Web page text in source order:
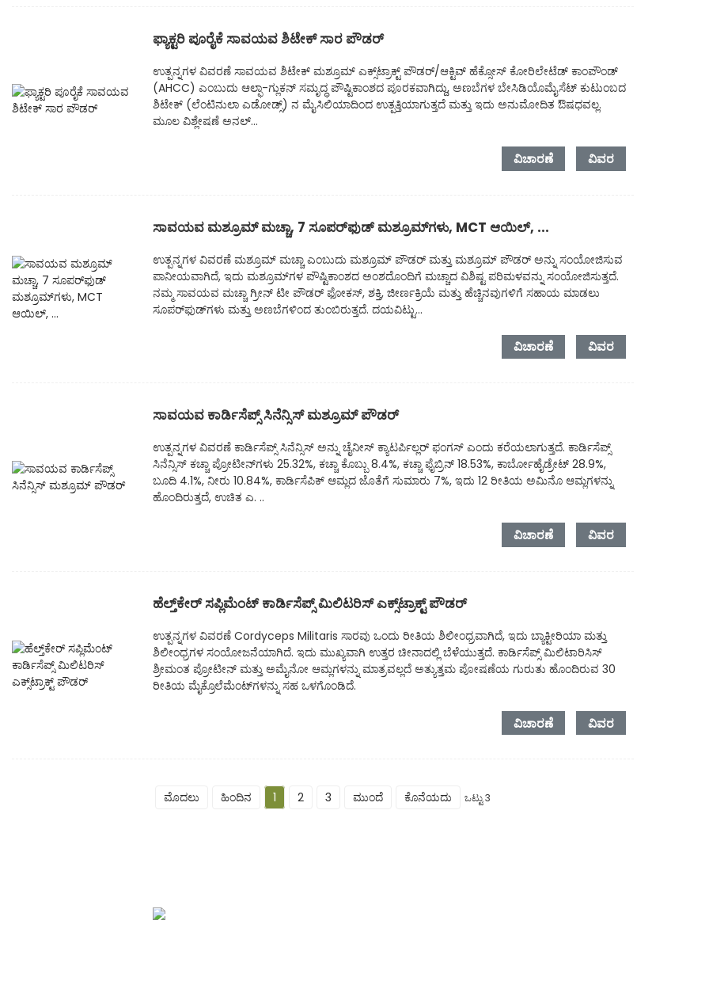
ಫ್ಯಾಕ್ಟರಿ ಪೂರೈಕೆ ಸಾವಯವ ಶಿಟೇಕ್ ಸಾರ ಪೌಡರ್
ಉತ್ಪನ್ನಗಳ ವಿವರಣೆ ಸಾವಯವ ಶಿಟೇಕ್ ಮಶ್ರೂಮ್ ಎಕ್ಸ್‌ಟ್ರಾಕ್ಟ್ ಪೌಡರ್/ಆಕ್ಟಿವ್ ಹೆಕ್ಸೋಸ್ ಕೋರಿಲೇಟೆಡ್ ಕಾಂಪೌಂಡ್
(AHCC) ಎಂಬುದು ಆಲ್ಫಾ-ಗ್ಲುಕನ್ ಸಮೃದ್ಧ ಪೌಷ್ಟಿಕಾಂಶದ ಪೂರಕವಾಗಿದ್ದು, ಅಣಬೆಗಳ ಬೇಸಿಡಿಯೊಮೈಸೆಟ್ ಕುಟುಂಬದ
ಶಿಟೇಕ್ (ಲೆಂಟಿನುಲಾ ಎಡೋಡ್ಸ್) ನ ಮೈಸಿಲಿಯಾದಿಂದ ಉತ್ಪತ್ತಿಯಾಗುತ್ತದೆ ಮತ್ತು ಇದು ಅನುಮೋದಿತ ಔಷಧವಲ್ಲ.
ಮೂಲ ವಿಶ್ಲೇಷಣೆ ಅನಲ್...
ವಿಚಾರಣೆ ವಿವರ
ಸಾವಯವ ಮಶ್ರೂಮ್ ಮಚ್ಚಾ, 7 ಸೂಪರ್‌ಫುಡ್ ಮಶ್ರೂಮ್‌ಗಳು, MCT ಆಯಿಲ್, ...
ಉತ್ಪನ್ನಗಳ ವಿವರಣೆ ಮಶ್ರೂಮ್ ಮಚ್ಚಾ ಎಂಬುದು ಮಶ್ರೂಮ್ ಪೌಡರ್ ಮತ್ತು ಮಶ್ರೂಮ್ ಪೌಡರ್ ಅನ್ನು ಸಂಯೋಜಿಸುವ
ಪಾನೀಯವಾಗಿದೆ, ಇದು ಮಶ್ರೂಮ್‌ಗಳ ಪೌಷ್ಟಿಕಾಂಶದ ಅಂಶದೊಂದಿಗೆ ಮಚ್ಚಾದ ವಿಶಿಷ್ಟ ಪರಿಮಳವನ್ನು ಸಂಯೋಜಿಸುತ್ತದೆ.
ನಮ್ಮ ಸಾವಯವ ಮಚ್ಚಾ ಗ್ರೀನ್ ಟೀ ಪೌಡರ್ ಫೋಕಸ್, ಶಕ್ತಿ, ಜೀರ್ಣಕ್ರಿಯೆ ಮತ್ತು ಹೆಚ್ಚಿನವುಗಳಿಗೆ ಸಹಾಯ ಮಾಡಲು
ಸೂಪರ್‌ಫುಡ್‌ಗಳು ಮತ್ತು ಅಣಬೆಗಳಿಂದ ತುಂಬಿರುತ್ತದೆ. ದಯವಿಟ್ಟು...
ವಿಚಾರಣೆ ವಿವರ
ಸಾವಯವ ಕಾರ್ಡಿಸೆಪ್ಸ್ ಸಿನೆನ್ಸಿಸ್ ಮಶ್ರೂಮ್ ಪೌಡರ್
ಉತ್ಪನ್ನಗಳ ವಿವರಣೆ ಕಾರ್ಡಿಸೆಪ್ಸ್ ಸಿನೆನ್ಸಿಸ್ ಅನ್ನು ಚೈನೀಸ್ ಕ್ಯಾಟರ್ಪಿಲ್ಲರ್ ಫಂಗಸ್ ಎಂದು ಕರೆಯಲಾಗುತ್ತದೆ. ಕಾರ್ಡಿಸೆಪ್ಸ್
ಸಿನೆನ್ಸಿಸ್ ಕಚ್ಚಾ ಪ್ರೋಟೀನ್‌ಗಳು 25.32%, ಕಚ್ಚಾ ಕೊಬ್ಬು 8.4%, ಕಚ್ಚಾ ಫೈಬ್ರಿನ್ 18.53%, ಕಾರ್ಬೋಹೈಡ್ರೇಟ್ 28.9%,
ಬೂದಿ 4.1%, ನೀರು 10.84%, ಕಾರ್ಡಿಸೆಪಿಕ್ ಆಮ್ಲದ ಜೊತೆಗೆ ಸುಮಾರು 7%, ಇದು 12 ರೀತಿಯ ಅಮಿನೊ ಆಮ್ಲಗಳನ್ನು
ಹೊಂದಿರುತ್ತದೆ, ಉಚಿತ ಎ. ..
ವಿಚಾರಣೆ ವಿವರ
ಹೆಲ್ತ್‌ಕೇರ್ ಸಪ್ಲಿಮೆಂಟ್ ಕಾರ್ಡಿಸೆಪ್ಸ್ ಮಿಲಿಟರಿಸ್ ಎಕ್ಸ್‌ಟ್ರಾಕ್ಟ್ ಪೌಡರ್
ಉತ್ಪನ್ನಗಳ ವಿವರಣೆ Cordyceps Militaris ಸಾರವು ಒಂದು ರೀತಿಯ ಶಿಲೀಂಧ್ರವಾಗಿದೆ, ಇದು ಬ್ಯಾಕ್ಟೀರಿಯಾ ಮತ್ತು
ಶಿಲೀಂಧ್ರಗಳ ಸಂಯೋಜನೆಯಾಗಿದೆ. ಇದು ಮುಖ್ಯವಾಗಿ ಉತ್ತರ ಚೀನಾದಲ್ಲಿ ಬೆಳೆಯುತ್ತದೆ. ಕಾರ್ಡಿಸೆಪ್ಸ್ ಮಿಲಿಟಾರಿಸಿಸ್
ಶ್ರೀಮಂತ ಪ್ರೋಟೀನ್ ಮತ್ತು ಅಮೈನೋ ಆಮ್ಲಗಳನ್ನು ಮಾತ್ರವಲ್ಲದೆ ಅತ್ಯುತ್ತಮ ಪೋಷಣೆಯ ಗುರುತು ಹೊಂದಿರುವ 30
ರೀತಿಯ ಮೈಕ್ರೊಲೆಮೆಂಟ್‌ಗಳನ್ನು ಸಹ ಒಳಗೊಂಡಿದೆ.
ವಿಚಾರಣೆ ವಿವರ
ಮೊದಲು ಹಿಂದಿನ 1 2 3 ಮುಂದೆ ಕೊನೆಯದು ಒಟ್ಟು 3